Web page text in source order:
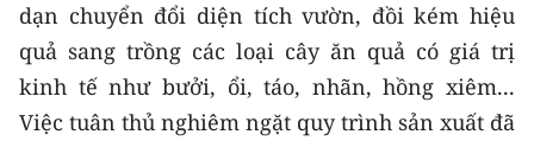
Chuyên trang Hà Nội
Chuyên trang TP. Hồ Chí Minh
dạn chuyển đổi diện tích vườn, đồi kém hiệu
quả sang trồng các loại cây ăn quả có giá trị
kinh tế như bưởi, ổi, táo, nhãn, hồng xiêm...
Việc tuân thủ nghiêm ngặt quy trình sản xuất đã